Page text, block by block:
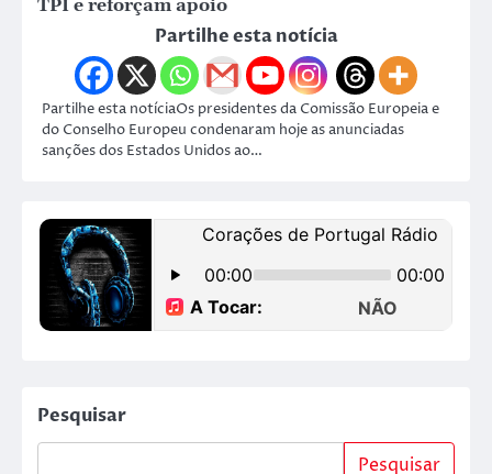
TPI e reforçam apoio
Partilhe esta notícia
Partilhe esta notíciaOs presidentes da Comissão Europeia e
do Conselho Europeu condenaram hoje as anunciadas
sanções dos Estados Unidos ao…
Pesquisar
Pesquisar